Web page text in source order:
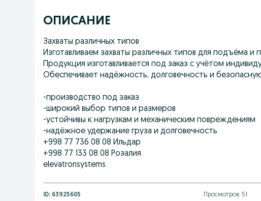
ОПИСАНИЕ
Захваты различных типов
Изготавливаем захваты различных типов для подъёма
Продукция изготавливается под заказ с учётом
Обеспечивает надёжность, долговечность и
-производство под заказ
-широкий выбор типов и размеров
-устойчивы к нагрузкам и механическим повреждениям
-надёжное удержание груза и долговечность
+998 77 736 08 08 Ильдар
+998 77 133 08 08 Розалия
elevatronsystems
ID: 63925605 Просмотров: 51